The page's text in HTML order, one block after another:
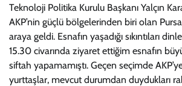
Teknoloji Politika Kurulu Başkanı Yalçın
AKP’nin güçlü bölgelerinden biri olan
araya geldi. Esnafın yaşadığı sıkıntıları
15.30 civarında ziyaret ettiğim esnafın
siftah yapamamıştı. Geçen seçimde
yurttaşlar, mevcut durumdan duydukları